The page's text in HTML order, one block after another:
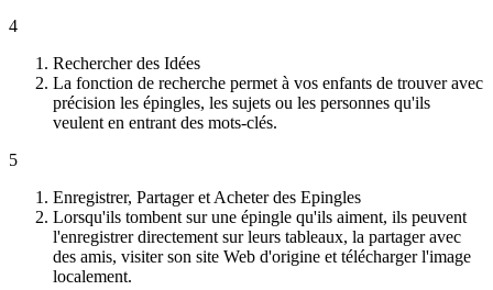
4
Rechercher des Idées
La fonction de recherche permet à vos enfants de trouver avec
précision les épingles, les sujets ou les personnes qu'ils
veulent en entrant des mots-clés.
5
Enregistrer, Partager et Acheter des Epingles
Lorsqu'ils tombent sur une épingle qu'ils aiment, ils peuvent
l'enregistrer directement sur leurs tableaux, la partager avec
des amis, visiter son site Web d'origine et télécharger l'image
localement.